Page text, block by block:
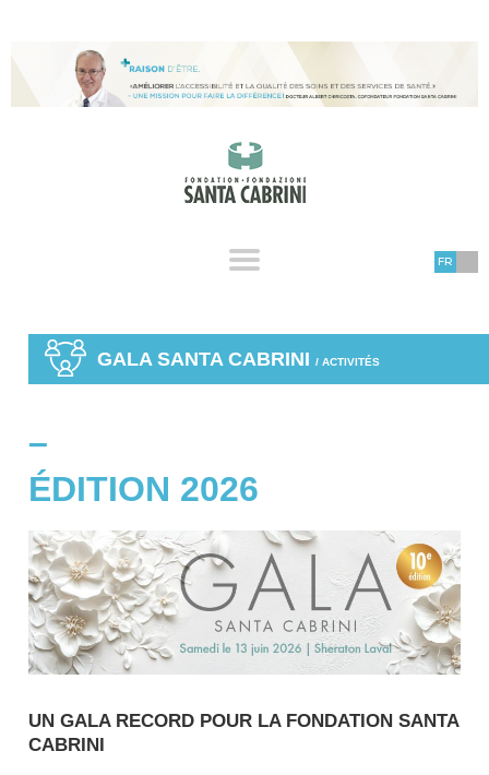
FR
GALA SANTA CABRINI / ACTIVITÉS
–
ÉDITION 2026
UN GALA RECORD POUR LA FONDATION SANTA
CABRINI